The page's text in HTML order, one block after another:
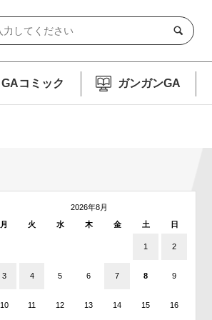
GAコミック ガンガンGA
2026年8月
月
火 水 木 金 土 日
1 2
3 4 5 6 7 8 9
10 11 12 13 14 15 16